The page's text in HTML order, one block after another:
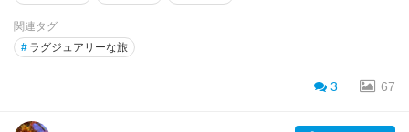
関連タグ
# ラグジュアリーな旅
3 67